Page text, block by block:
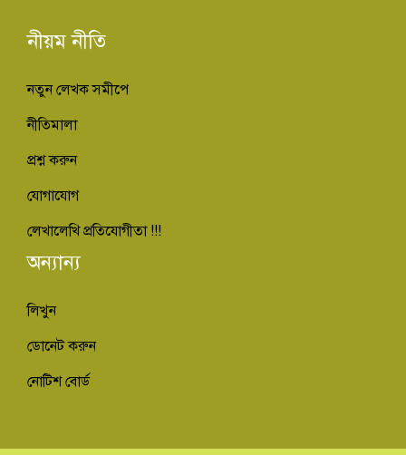
নীয়ম নীতি
নতুন লেখক সমীপে
নীতিমালা
প্রশ্ন করুন
যোগাযোগ
লেখালেখি প্রতিযোগীতা !!!
অন্যান্য
লিখুন
ডোনেট করুন
নোটিশ বোর্ড